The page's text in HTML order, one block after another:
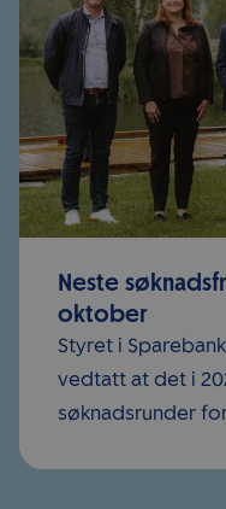
Neste
oktober
Styret i
vedtatt at det i
søknadsrunder